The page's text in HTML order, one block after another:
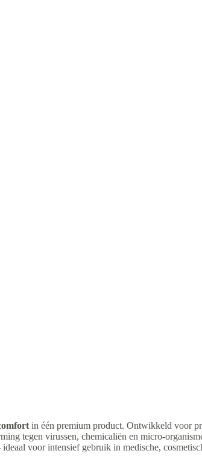
in één premium product. Ontwikkeld voor
tegen virussen, chemicaliën en micro-
voor intensief gebruik in medische,